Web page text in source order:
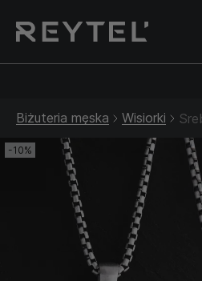
Złota biżuteria:
Biżuteria męska Wisiorki
-10%